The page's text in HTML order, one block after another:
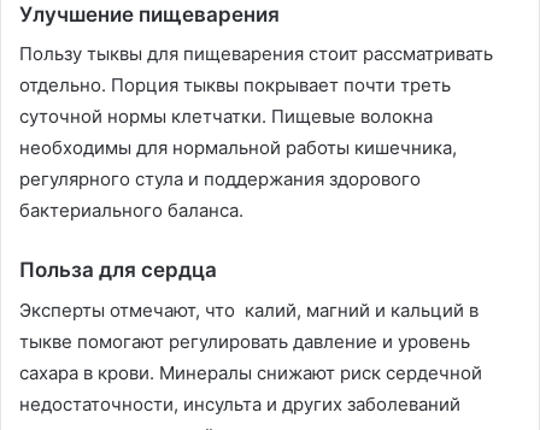
Улучшение пищеварения
Пользу тыквы для пищеварения стоит рассматривать
отдельно. Порция тыквы покрывает почти треть
суточной нормы клетчатки. Пищевые волокна
необходимы для нормальной работы кишечника,
регулярного стула и поддержания здорового
бактериального баланса.
Польза для сердца
Эксперты отмечают, что калий, магний и кальций в
тыкве помогают регулировать давление и уровень
сахара в крови. Минералы снижают риск сердечной
недостаточности, инсульта и других заболеваний